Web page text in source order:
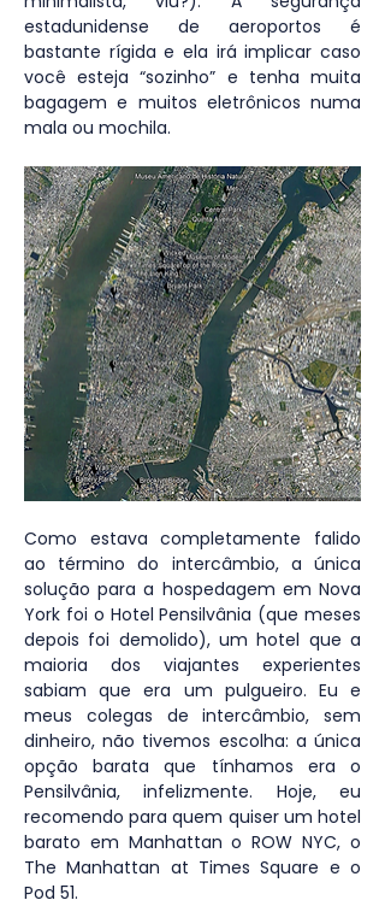
estadunidense de aeroportos é
bastante rígida e ela irá implicar caso
você esteja “sozinho” e tenha muita
bagagem e muitos eletrônicos numa
mala ou mochila.
Como estava completamente falido
ao término do intercâmbio, a única
solução para a hospedagem em Nova
York foi o Hotel Pensilvânia (que meses
depois foi demolido), um hotel que a
maioria dos viajantes experientes
sabiam que era um pulgueiro. Eu e
meus colegas de intercâmbio, sem
dinheiro, não tivemos escolha: a única
opção barata que tínhamos era o
Pensilvânia, infelizmente.
Hoje, eu
recomendo para quem quiser um hotel
barato em Manhattan o ROW NYC, o
The Manhattan at Times Square e o
Pod 51.